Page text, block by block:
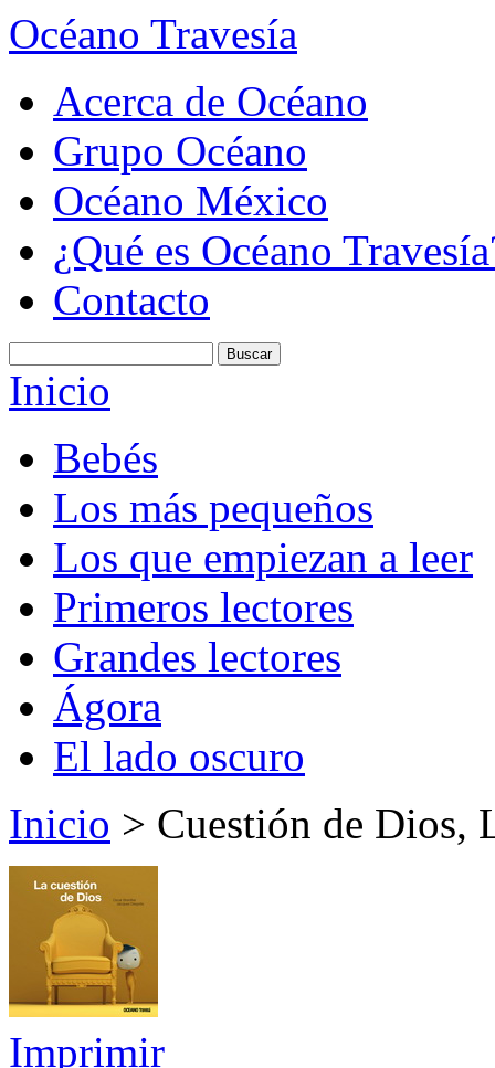
Océano Travesía
Acerca de Océano
Grupo Océano
Océano México
¿Qué es Océano
Contacto
Inicio
Bebés
Los más pequeños
Los que empiezan a leer
Primeros lectores
Grandes lectores
Ágora
El lado oscuro
Inicio > Cuestión de Dios,
Imprimir